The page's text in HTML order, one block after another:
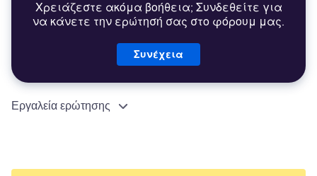
Χρειάζεστε ακόμα βοήθεια; Συνδεθείτε για
να κάνετε την ερώτησή σας στο φόρουμ μας.
Συνέχεια
Εργαλεία ερώτησης